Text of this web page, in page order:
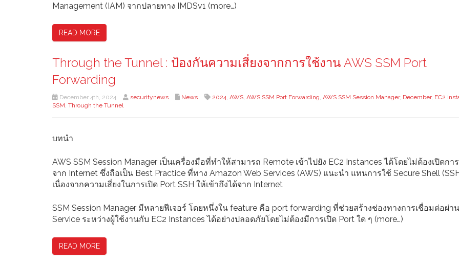
Management (IAM) จากปลายทาง IMDSv1 (more…)
READ MORE
Through the Tunnel : ป้องกันความเสี่ยงจากการใช้งาน AWS SSM Port
Forwarding
December 4th, 2024 securitynews News 2024, AWS, AWS SSM Port Forwarding, AWS SSM Session Manager, December, EC2
SSM, Through the Tunnel
บทนำ
AWS SSM Session Manager เป็นเครื่องมือที่ทำให้สามารถ Remote เข้าไปยัง EC2 Instances ได้โดยไม่ต้องเปิดกา
จาก Internet ซึ่งถือเป็น Best Practice ที่ทาง Amazon Web Services (AWS) แนะนำ แทนการใช้ Secure Shell
เนื่องจากความเสี่ยงในการเปิด Port SSH ให้เข้าถึงได้จาก Internet
SSM Session Manager มีหลายฟีเจอร์ โดยหนึ่งใน​ feature คือ port forwarding ที่ช่วยสร้างช่องทางการเชื่อมต่อผ่า
Service ระหว่างผู้ใช้งานกับ EC2 Instances ได้อย่างปลอดภัยโดยไม่ต้องมีการเปิด Port ใด ๆ (more…)
READ MORE